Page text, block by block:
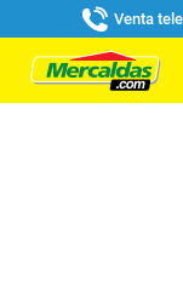
Venta